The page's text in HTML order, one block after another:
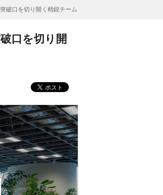
破口を切り開く精鋭チーム
口を切り開